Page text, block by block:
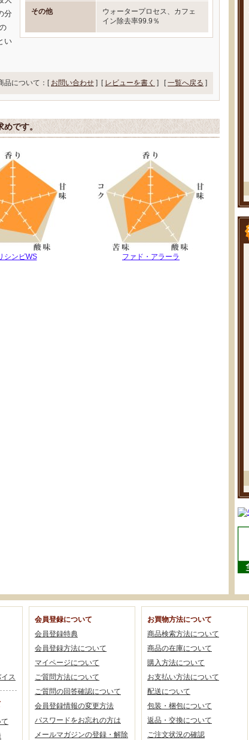
分
い
その他
ウォータープロセス、カフェ
イン除去率99.9％
品について：[ お問い合わせ ] [ レビューを書く ] [一覧へ戻る ]
めです。
シンビWS ファド・アラーラ
ス
会員登録について
会員登録特典
会員登録方法について
マイページについて
ご質問方法について
ご質問の回答確認について
会員登録情報の変更方法
パスワードをお忘れの方は
メールマガジンの登録・解除
お買物方法について
商品検索方法について
商品の在庫について
購入方法について
お支払い方法について
配送について
包装・梱包について
返品・交換について
ご注文状況の確認